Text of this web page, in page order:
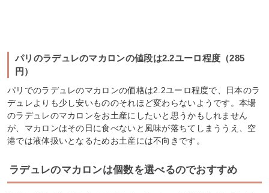
パリのラデュレのマカロンの値段は2.2ユーロ程度（285
円）
パリでのラデュレのマカロンの価格は2.2ユーロ程度で、日本のラ
デュレよりも少し安いもののそれほど変わらないようです。本場
のラデュレのマカロンをお土産にしたいと思うかもしれません
が、マカロンはその日に食べないと風味が落ちてしまううえ、空
港では液体扱いとなるためお土産には不向きです。
ラデュレのマカロンは個数を選べるのでおすすめ